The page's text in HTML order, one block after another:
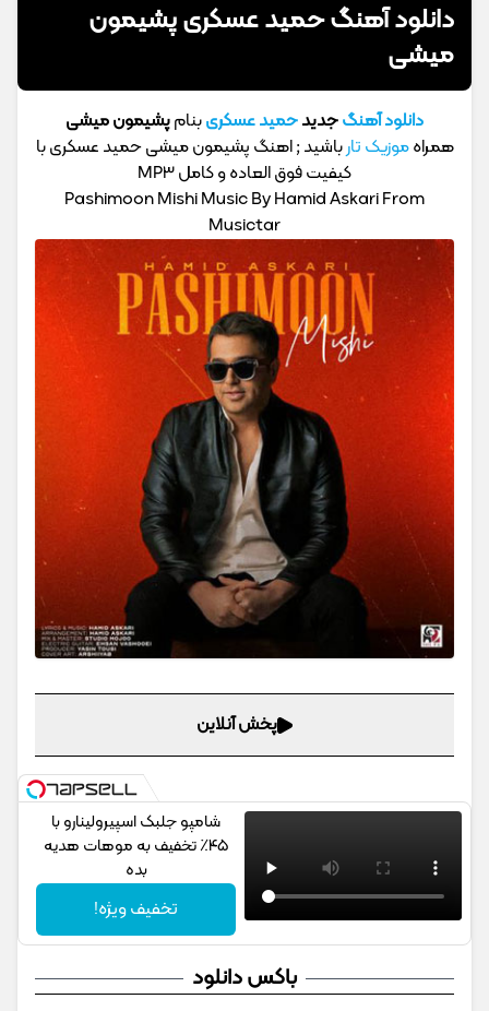
دانلود آهنگ حمید عسکری پشیمون
میشی
دانلود آهنگجدیدحمید عسکریبنامپشیمون میشی
همراهموزیک تارباشید ; اهنگ پشیمون میشی حمید عسکری با
کیفیت فوق العاده و کامل MP3
Pashimoon Mishi Music By Hamid Askari From
Musictar
پخش آنلاین
شامپو جلبک اسپیرولینارو با
۴۵٪ تخفیف به موهات هدیه
بده
تخفیف ویژه!
باکس دانلود